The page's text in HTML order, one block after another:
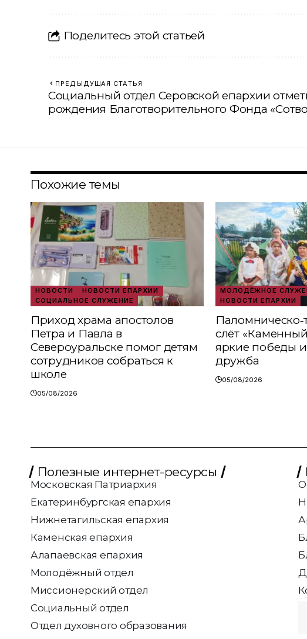
Поделитесь этой статьей
ПРЕДЫДУЩАЯ СТАТЬЯ
Социальный отдел Серовской епархии
рождения Благотворительного Фонда
Похожие темы
НОВОСТИ
НОВОСТИ ЕПАРХИИ
СОЦИАЛЬНОЕ СЛУЖЕНИЕ
Приход храма апостолов
Петра и Павла в
Североуральске помог детям
сотрудников собраться к
школе
05/08/2026
МОЛОДЁЖНОЕ
НОВОСТИ ЕПАРХИИ
слёт «Каменный
яркие победы
дружба
05/08/2026
Полезные интернет-ресурсы
Московская Патриархия
Екатеринбургская епархия
Нижнетагильская епархия
Каменская епархия
Алапаевская епархия
Молодёжный отдел
Миссионерский отдел
Социальный отдел
Отдел духовного образования